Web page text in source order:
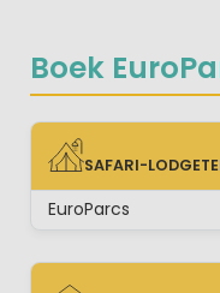
Boek
SAFARI-LODGETENT
SAFARI-
EuroParcs